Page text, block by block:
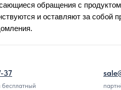
обращения с
и оставляют за
37
бесплатный